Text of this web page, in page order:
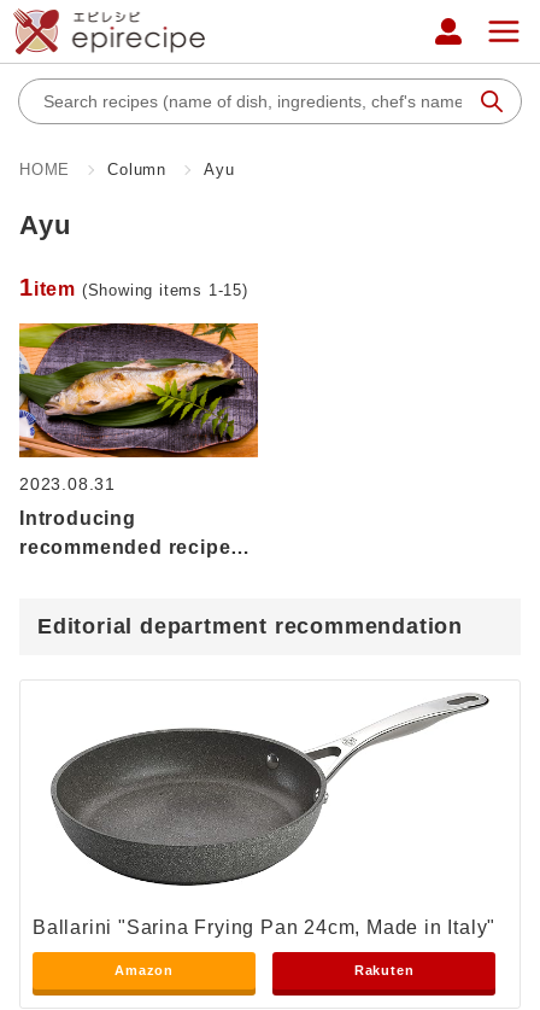
HOME Column Ayu
Ayu
1item (Showing items 1-15)
2023.08.31
Introducing
recommended recipes
deliciousness of
Editorial department recommendation
Ballarini "Sarina Frying Pan 24cm, Made in Italy"
Amazon Rakuten